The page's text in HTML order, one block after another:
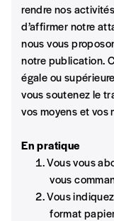
rendre nos
d’affirmer notre
nous vous
notre publication.
égale ou
vous soutenez le
vos moyens et vos
En pratique
Vous vous
vous
Vous
format